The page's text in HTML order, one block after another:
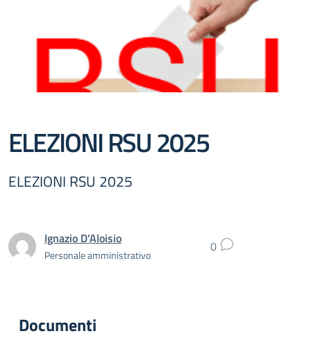
ELEZIONI RSU 2025
ELEZIONI RSU 2025
Ignazio D'Aloisio
Personale amministrativo 0
Documenti